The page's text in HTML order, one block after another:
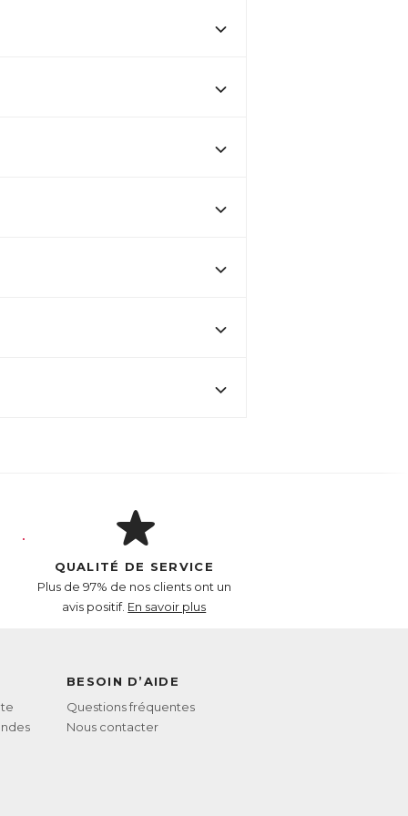
QUALITÉ DE SERVICE
Plus de 97% de nos clients ont un
avis positif. En savoir plus
BESOIN D’AIDE
Questions fréquentes
Nous contacter